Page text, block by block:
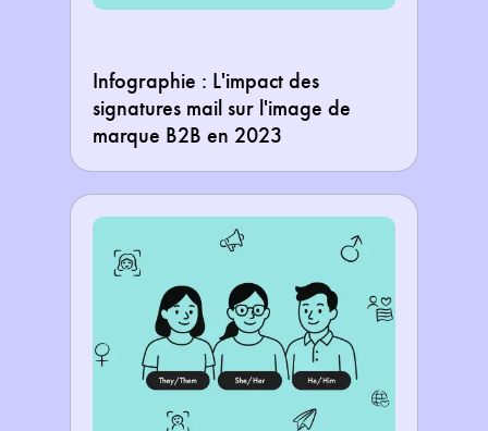
Infographie : L'impact des
signatures mail sur l'image de
marque B2B en 2023